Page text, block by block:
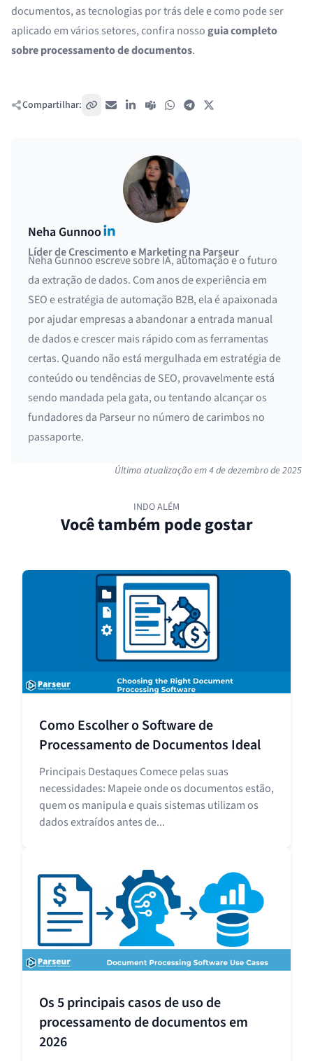
documentos, as tecnologias por trás dele e como pode ser
aplicado em vários setores, confira nossoguia completo
sobre processamento de documentos.
Compartilhar: Copiar link
E-mail LinkedIn
Teams WhatsAppTelegram
Neha GunnooLinkedIn
Líder de Crescimento e Marketing na Parseur
Neha Gunnoo escreve sobre IA, automação e o futuro
da extração de dados. Com anos de experiência em
SEO e estratégia de automação B2B, ela é apaixonada
por ajudar empresas a abandonar a entrada manual
de dados e crescer mais rápido com as ferramentas
certas. Quando não está mergulhada em estratégia de
conteúdo ou tendências de SEO, provavelmente está
sendo mandada pela gata, ou tentando alcançar os
fundadores da Parseur no número de carimbos no
passaporte.
Última atualização em4 de dezembro de 2025
INDO ALÉM
Você também pode gostar
Como Escolher o Software de
Processamento de Documentos Ideal
Principais Destaques Comece pelas suas
necessidades: Mapeie onde os documentos estão,
quem os manipula e quais sistemas utilizam os
dados extraídos antes de...
Os 5 principais casos de uso de
processamento de documentos em
2026